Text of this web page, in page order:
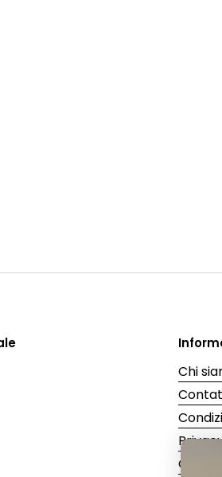
Chi
Cookie